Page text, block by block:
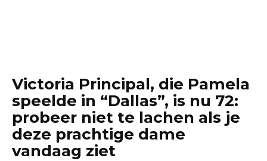
Victoria Principal, die Pamela
speelde in “Dallas”, is nu 72:
probeer niet te lachen als je
deze prachtige dame
vandaag ziet